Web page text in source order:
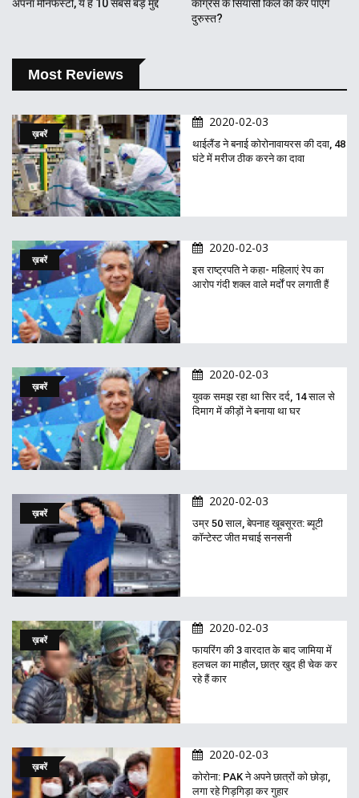
अपना मेनिफेस्टो, ये हैं 10 सबसे बड़े मुद्दे
कांग्रेस के सियासी किले को कर पाएंगे
दुरुस्त?
Most Reviews
ख़बरें
2020-02-03
थाईलैंड ने बनाई कोरोनावायरस की दवा, 48
घंटे में मरीज ठीक करने का दावा
ख़बरें
2020-02-03
इस राष्ट्रपति ने कहा- महिलाएं रेप का
आरोप गंदी शक्ल वाले मर्दों पर लगाती हैं
ख़बरें
2020-02-03
युवक समझ रहा था सिर दर्द, 14 साल से
दिमाग में कीड़ों ने बनाया था घर
ख़बरें
2020-02-03
उम्र 50 साल, बेपनाह खूबसूरत: ब्यूटी
कॉन्टेस्ट जीत मचाई सनसनी
ख़बरें
2020-02-03
फायरिंग की 3 वारदात के बाद जामिया में
हलचल का माहौल, छात्र खुद ही चेक कर
रहे हैं कार
ख़बरें
2020-02-03
कोरोना: PAK ने अपने छात्रों को छोड़ा,
लगा रहे गिड़गिड़ा कर गुहार